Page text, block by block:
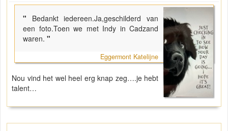
" Bedankt iedereen.Ja,geschilderd van
een foto.Toen we met Indy in Cadzand
waren. "
Eggermont Katelijne
Nou vind het wel heel erg knap zeg….je hebt
talent…